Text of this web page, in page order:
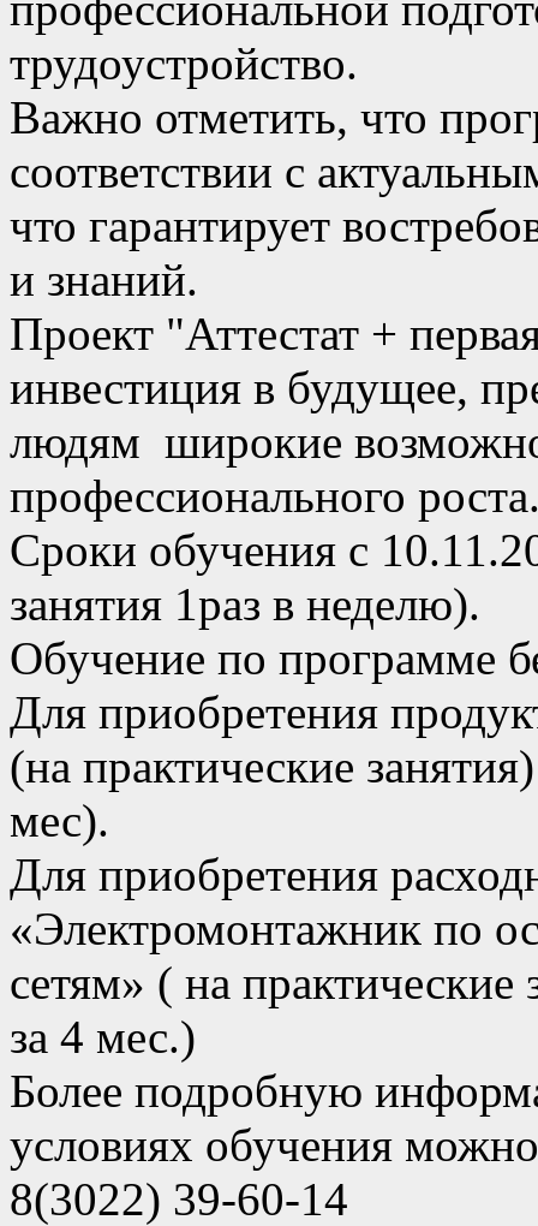
трудоустройство.
Важно отметить, что
соответствии с
что гарантирует
и знаний.
Проект "Аттестат +
инвестиция в будущее,
людям широкие
профессионального
Сроки обучения с
занятия 1раз в неделю).
Обучение по программе
Для приобретения
(на практические
мес).
Для приобретения
«Электромонтажник по
сетям» ( на
за 4 мес.)
Более подробную
условиях обучения
8(3022) 39-60-14